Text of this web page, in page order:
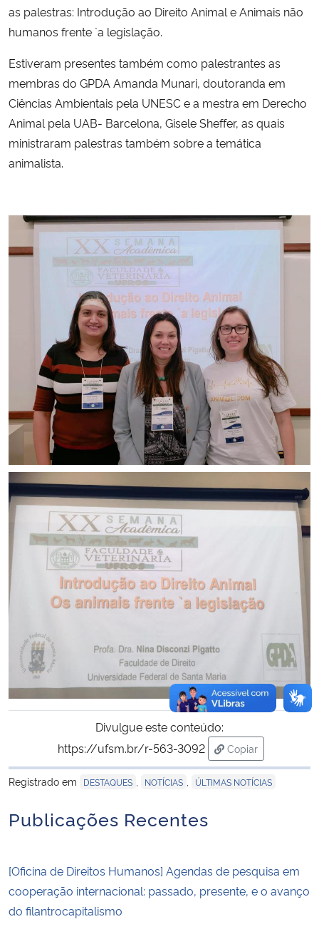
Ministério do Meio Ambiente
Ministério do Desenvolvimento Regional
Controladoria-Geral da União
Ministério da Mulher, da Família e dos Direitos Humanos
Secretaria de Governo
Gabinete de Segurança Institucional
Advocacia-Geral da União
Banco Central do Brasil
as palestras: Introdução ao Direito Animal e Animais não
humanos frente `a legislação.
Estiveram presentes também como palestrantes as
membras do GPDA Amanda Munari, doutoranda em
Ciências Ambientais pela UNESC e a mestra em Derecho
Animal pela UAB- Barcelona, Gisele Sheffer, as quais
ministraram palestras também sobre a temática
animalista.
Divulgue este conteúdo:
https://ufsm.br/r-563-3092
Copiar
para área de
Registrado em
DESTAQUES NOTÍCIAS ÚLTIMAS NOTÍCIAS
Publicações Recentes
[Oficina de Direitos Humanos] Agendas de pesquisa em
cooperação internacional: passado, presente, e o avanço
do filantrocapitalismo